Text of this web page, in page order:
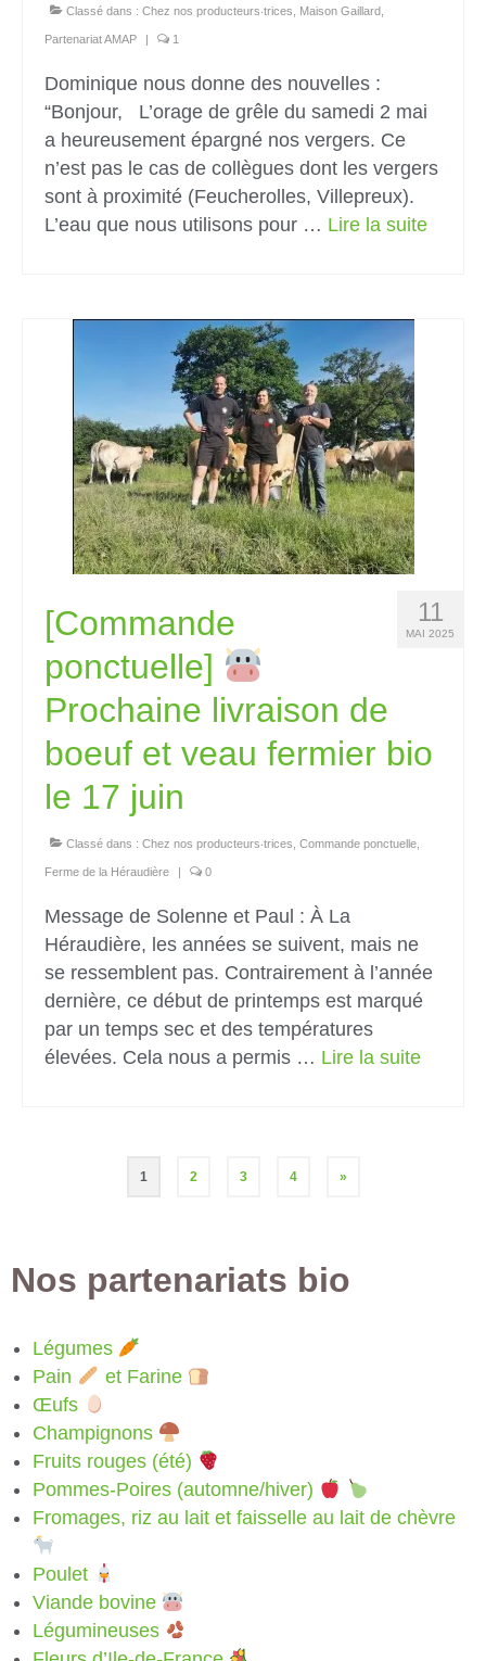
Classé dans : Chez nos producteurs‧trices Maison Gaillard
Partenariat AMAP | 1
Dominique nous donne des nouvelles :
“Bonjour, L’orage de grêle du samedi 2 mai
a heureusement épargné nos vergers. Ce
n’est pas le cas de collègues dont les vergers
sont à proximité (Feucherolles, Villepreux).
L’eau que nous utilisons pour … Lire la suite­­
11
MAI 2025
[Commande
ponctuelle]
Prochaine livraison de
boeuf et veau fermier bio
le 17 juin
Classé dans : Chez nos producteurs‧trices Commande ponctuelle
Ferme de la Héraudière | 0
Message de Solenne et Paul : À La
Héraudière, les années se suivent, mais ne
se ressemblent pas. Contrairement à l’année
dernière, ce début de printemps est marqué
par un temps sec et des températures
élevées. Cela nous a permis … Lire la suite­­
1 2 3 4 »
Nos partenariats bio
Légumes
Pain
et Farine
Œufs
Champignons
Fruits rouges (été)
Pommes-Poires (automne/hiver)
Fromages, riz au lait et faisselle au lait de chèvre
Poulet
Viande bovine
Légumineuses